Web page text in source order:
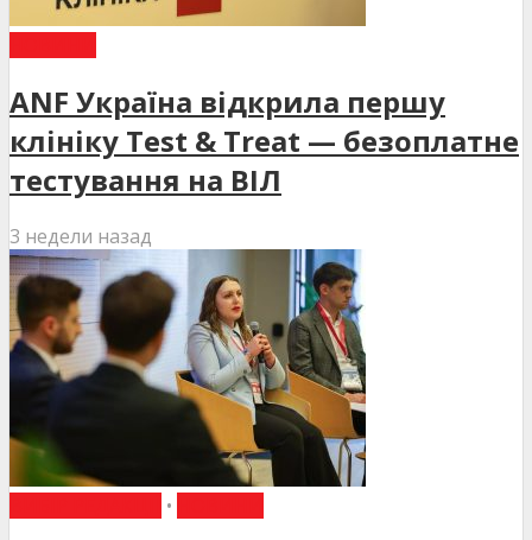
ANF Україна відкрила першу
клініку Test & Treat — безоплатне
тестування на ВІЛ
3 недели назад
•